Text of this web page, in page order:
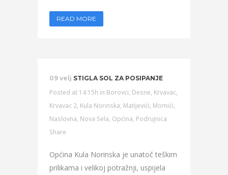
READ MORE
09 velj STIGLA SOL ZA POSIPANJE
Posted at 14:15h in Borovci, Desne, Krvavac,
Krvavac 2, Kula Norinska, Matijevići, Momići,
Naslovna, Nova Sela, Općina, Podrujnica
Share
Općina Kula Norinska je unatoč teškim
prilikama i velikoj potražnji, uspijela